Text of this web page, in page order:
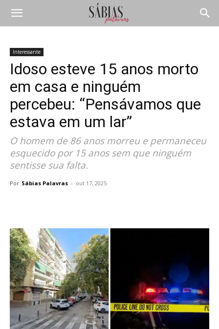
Interessante
Idoso esteve 15 anos morto
em casa e ninguém
percebeu: “Pensávamos que
estava em um lar”
O homem de 86 anos morreu e permaneceu
esquecido por 15 anos sem que ninguém
sentisse sua falta.
Por Sábias Palavras - out 17, 2025